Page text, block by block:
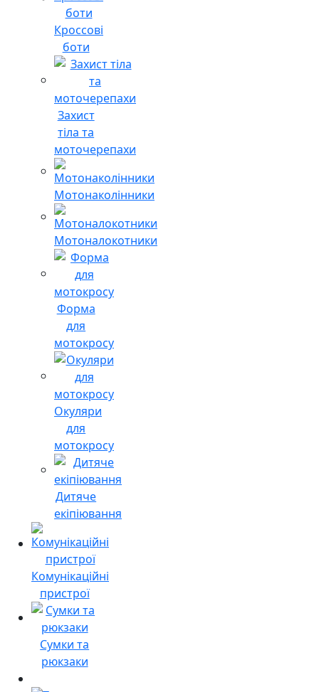
Кроссові
боти
Захист
тіла та
моточерепахи
Мотонаколінники
Мотоналокотники
Форма
для
мотокросу
Окуляри
для
мотокросу
Дитяче
екіпіювання
Комунікаційні
пристрої
Сумки та
рюкзаки